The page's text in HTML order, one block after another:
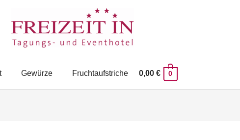
Gewürze Fruchtaufstriche 0,00€ 0